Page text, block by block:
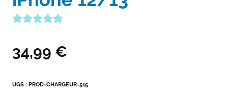
34,99 €
UGS : PROD-CHARGEUR-515